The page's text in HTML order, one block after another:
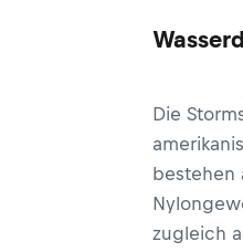
Die
bestehen
zugleich